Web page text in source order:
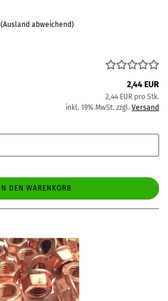
(Ausland abweichend)
2,44 EUR
2,44 EUR pro Stk.
inkl. 19% MwSt. zzgl. Versand
IN DEN WARENKORB